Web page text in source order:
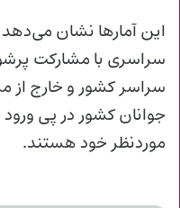
این آمارها نشان
سراسری با مشارکت
سراسر کشور و خارج از
جوانان کشور در پی
موردنظر خود هستند.